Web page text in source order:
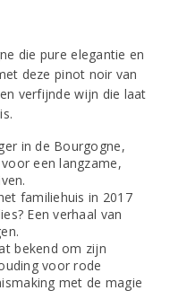
die pure elegantie en
deze pinot noir van
verfijnde wijn die laat
in de Bourgogne,
een langzame,
familiehuis in 2017
Een verhaal van
bekend om zijn
voor rode
met de magie